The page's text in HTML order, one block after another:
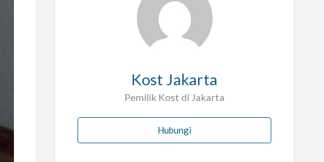
Kost Jakarta
Pemilik Kost di Jakarta
Hubungi